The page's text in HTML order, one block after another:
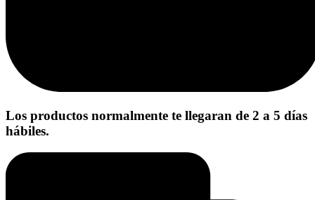
Los productos normalmente te llegaran de 2 a 5 días
hábiles.